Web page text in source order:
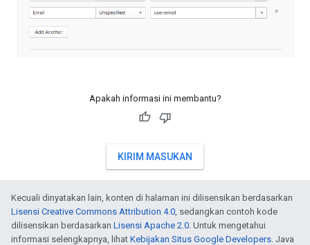
Apakah informasi ini membantu?
KIRIM MASUKAN
Kecuali dinyatakan lain, konten di halaman ini dilisensikan berdasarkan
Lisensi Creative Commons Attribution 4.0 , sedangkan contoh kode
dilisensikan berdasarkan Lisensi Apache 2.0 . Untuk mengetahui
informasi selengkapnya, lihat Kebijakan Situs Google Developers . Java